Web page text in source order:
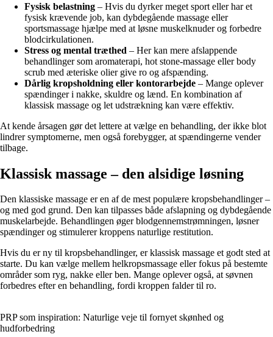
Fysisk belastning – Hvis du dyrker meget sport eller har et
fysisk krævende job, kan dybdegående massage eller
sportsmassage hjælpe med at løsne muskelknuder og forbedre
blodcirkulationen.
Stress og mental træthed – Her kan mere afslappende
behandlinger som aromaterapi, hot stone-massage eller body
scrub med æteriske olier give ro og afspænding.
Dårlig kropsholdning eller kontorarbejde – Mange oplever
spændinger i nakke, skuldre og lænd. En kombination af
klassisk massage og let udstrækning kan være effektiv.
At kende årsagen gør det lettere at vælge en behandling, der ikke blot
lindrer symptomerne, men også forebygger, at spændingerne vender
tilbage.
Klassisk massage – den alsidige løsning
Den klassiske massage er en af de mest populære kropsbehandlinger –
og med god grund. Den kan tilpasses både afslapning og dybdegående
muskelarbejde. Behandlingen øger blodgennemstrømningen, løsner
spændinger og stimulerer kroppens naturlige restitution.
Hvis du er ny til kropsbehandlinger, er klassisk massage et godt sted at
starte. Du kan vælge mellem helkropsmassage eller fokus på bestemte
områder som ryg, nakke eller ben. Mange oplever også, at søvnen
forbedres efter en behandling, fordi kroppen falder til ro.
PRP som inspiration: Naturlige veje til fornyet skønhed og
hudforbedring